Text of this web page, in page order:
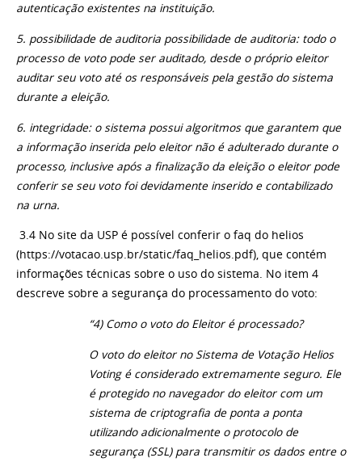
autenticação existentes na instituição.
5. possibilidade de auditoria possibilidade de auditoria: todo o
processo de voto pode ser auditado, desde o próprio eleitor
auditar seu voto até os responsáveis pela gestão do sistema
durante a eleição.
6. integridade: o sistema possui algoritmos que garantem que
a informação inserida pelo eleitor não é adulterado durante o
processo, inclusive após a finalização da eleição o eleitor pode
conferir se seu voto foi devidamente inserido e contabilizado
na urna.
3.4 No site da USP é possível conferir o faq do helios
(https://votacao.usp.br/static/faq_helios.pdf), que contém
informações técnicas sobre o uso do sistema. No item 4
descreve sobre a segurança do processamento do voto:
“4) Como o voto do Eleitor é processado?
O voto do eleitor no Sistema de Votação Helios
Voting é considerado extremamente seguro. Ele
é protegido no navegador do eleitor com um
sistema de criptografia de ponta a ponta
utilizando adicionalmente o protocolo de
segurança (SSL) para transmitir os dados entre o